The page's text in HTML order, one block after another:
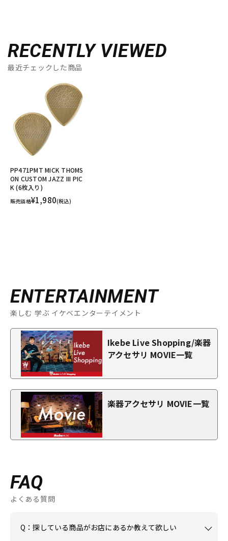
RECENTLY VIEWED
最近チェックした商品
PP471PMT MICK THOMS
ON CUSTOM JAZZ III PIC
K (6枚入り)
販売価格¥1,980(税込)
ENTERTAINMENT
楽しむ 学ぶ イケベエンターテイメント
Ikebe Live Shopping/楽器
アクセサリ MOVIE一覧
楽器アクセサリ MOVIE一覧
FAQ
よくある質問
Q：探している商品がお店にあるか教えて欲しい